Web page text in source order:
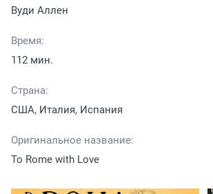
Вуди Аллен
Время:
112 мин.
Страна:
США, Италия, Испания
Оригинальное название:
To Rome with Love